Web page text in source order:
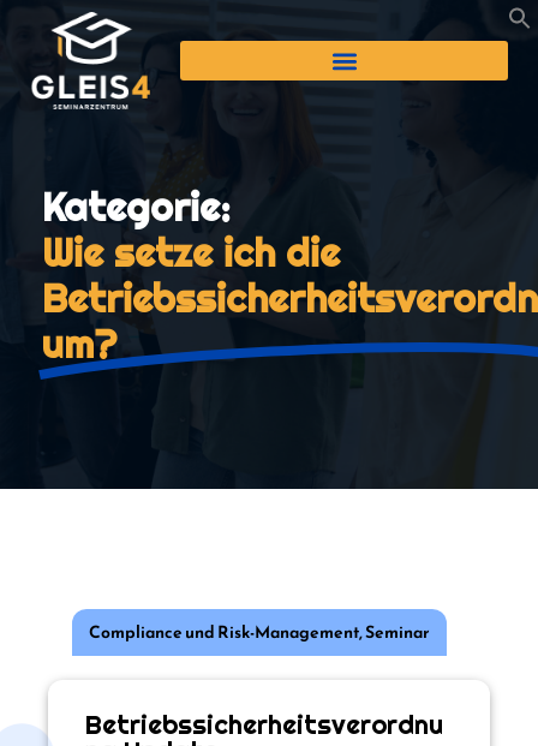
Kategorie:
Wie setze ich die
um?
Compliance und Risk-Management,Seminar
Betriebssicherheitsverordnu